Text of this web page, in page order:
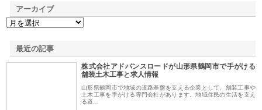
アーカイブ
最近の記事
株式会社アドバンスロードが山形県鶴岡市で手がける
舗装土木工事と求人情報
山形県鶴岡市で地域の道路基盤を支える企業として、舗装工事や
土木工事を手がける専門会社があります。地域住民の生活を支え
る道…